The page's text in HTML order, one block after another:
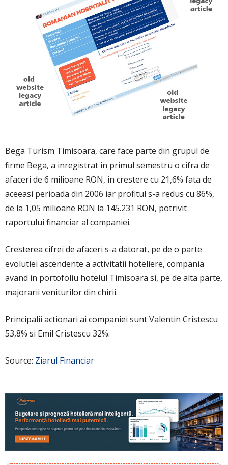
Bega Turism Timisoara, care face parte din grupul de
firme Bega, a inregistrat in primul semestru o cifra de
afaceri de 6 milioane RON, in crestere cu 21,6% fata de
aceeasi perioada din 2006 iar profitul s-a redus cu 86%,
de la 1,05 milioane RON la 145.231 RON, potrivit
raportului financiar al companiei.
Cresterea cifrei de afaceri s-a datorat, pe de o parte
evolutiei ascendente a activitatii hoteliere, compania
avand in portofoliu hotelul Timisoara si, pe de alta parte,
majorarii veniturilor din chirii.
Principalii actionari ai companiei sunt Valentin Cristescu
53,8% si Emil Cristescu 32%.
Source: Ziarul Financiar